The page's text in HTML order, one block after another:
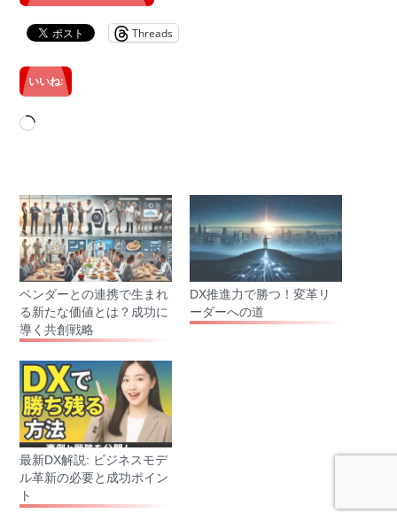
Threads
いいね:
読
み
中…
ベンダーとの連携で生まれ
る新たな価値とは？成功に
導く共創戦略
DX推進力で勝つ！変革リ
ーダーへの道
最新DX解説: ビジネスモデ
ル革新の必要と成功ポイン
ト